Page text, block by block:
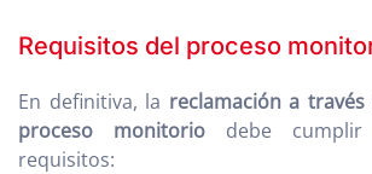
Requisitos del proceso
En definitiva, la reclamación a
proceso monitorio debe cumplir
requisitos: